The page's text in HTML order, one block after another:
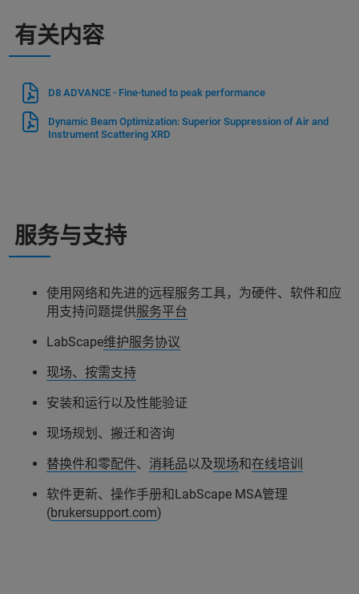
有关内容
D8 ADVANCE - Fine-tuned to peak performance
Dynamic Beam Optimization: Superior Suppression of Air and
Instrument Scattering XRD
服务与支持
使用网络和先进的远程服务工具，为硬件、软件和应
用支持问题提供服务平台
LabScape维护服务协议
现场、按需支持
安装和运行以及性能验证
现场规划、搬迁和咨询
替换件和零配件、 消耗品以及现场和在线培训
软件更新、操作手册和LabScape MSA管理
(brukersupport.com)